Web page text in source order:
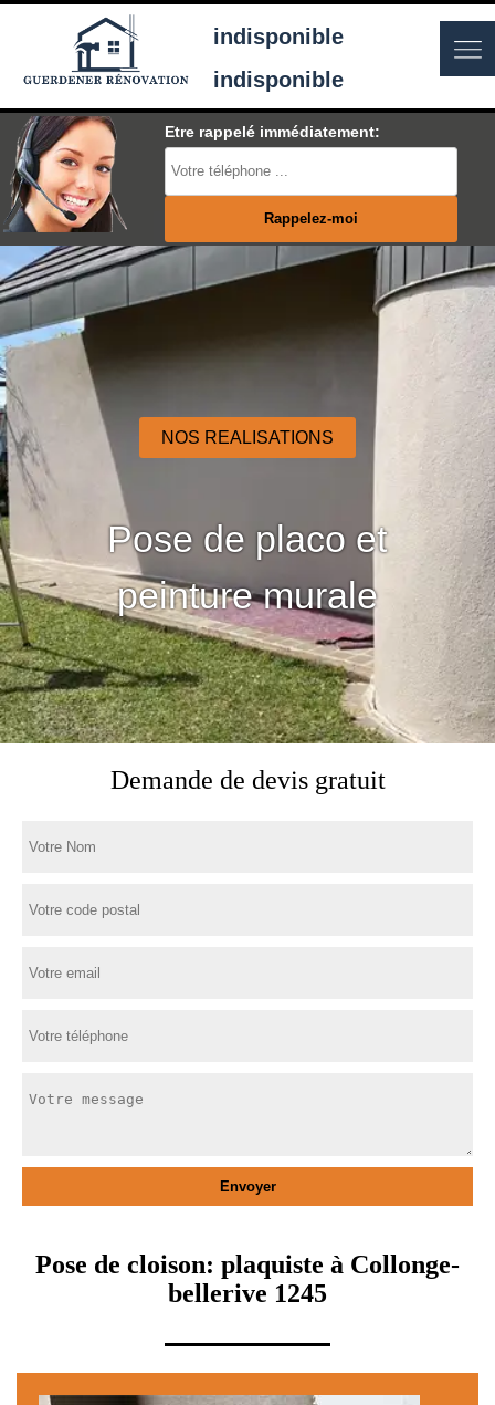
indisponible
indisponible
Etre rappelé immédiatement:
NOS REALISATIONS
Pose de placo et
peinture murale
Demande de devis gratuit
Pose de cloison: plaquiste à Collonge-
bellerive 1245